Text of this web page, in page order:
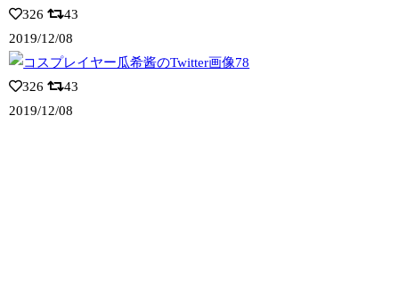
326
43
2019/12/08
326
43
2019/12/08